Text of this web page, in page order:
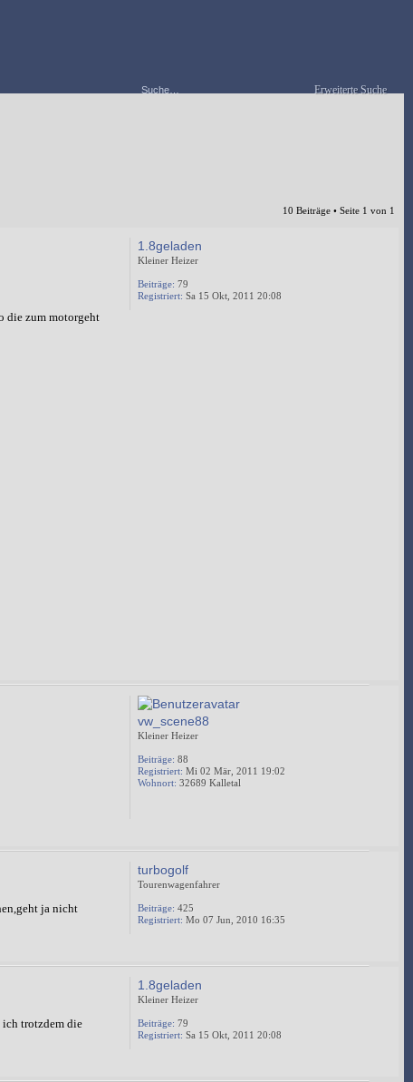
Erweiterte Suche
10 Beiträge • Seite 1 von 1
die zum motorgeht
1.8geladen
Kleiner Heizer
Beiträge: 79
Registriert: Sa 15 Okt, 2011 20:08
vw_scene88
Kleiner Heizer
Beiträge: 88
Registriert: Mi 02 Mär, 2011 19:02
Wohnort: 32689 Kalletal
ja nicht
turbogolf
Tourenwagenfahrer
Beiträge: 425
Registriert: Mo 07 Jun, 2010 16:35
ich trotzdem die
1.8geladen
Kleiner Heizer
Beiträge: 79
Registriert: Sa 15 Okt, 2011 20:08